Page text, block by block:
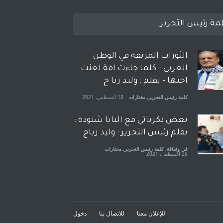
رئيس التحرير
الثورات المزيفة في الوطن
العربي - كلما جاءت امة لعنت
اختها - بقلم : وليد ربا ح
كلمة رئيس التحرير , مختارات 18 أغسطس، 2021
بعض ذكرياتي مع البابا شنودة :
بقلم رئيس التحرير : وليد رباح
فن وثقافة, كلمة رئيس التحرير , مختارات
28 أغسطس، 2021
كلمة رئيس التحرير ,
للإعلان معنا للاتصال بنا دخول